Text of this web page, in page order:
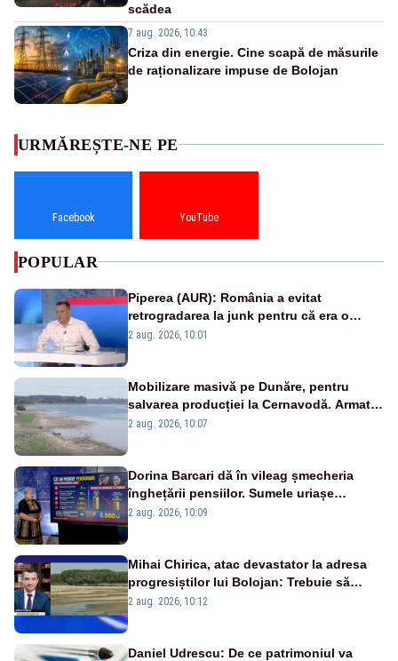
scădea
7 aug. 2026, 10:43
Criza din energie. Cine scapă de măsurile
de raționalizare impuse de Bolojan
URMĂREȘTE-NE PE
Facebook YouTube
POPULAR
Piperea (AUR): România a evitat
retrogradarea la junk pentru că era o
catastrofă pentru bănci și fondurile de
2 aug. 2026, 10:01
Mobilizare masivă pe Dunăre, pentru
salvarea producției la Cernavodă. Armata
va detona o stâncă și va devia apa
2 aug. 2026, 10:07
Dorina Barcari dă în vileag șmecheria
înghețării pensiilor. Sumele uriașe
pierdute de fiecare român
2 aug. 2026, 10:09
Mihai Chirica, atac devastator la adresa
progresiștilor lui Bolojan: Trebuie să
protejăm și natura, dar nu șținem omaneii
2 aug. 2026, 10:12
Daniel Udrescu: De ce patrimoniul va